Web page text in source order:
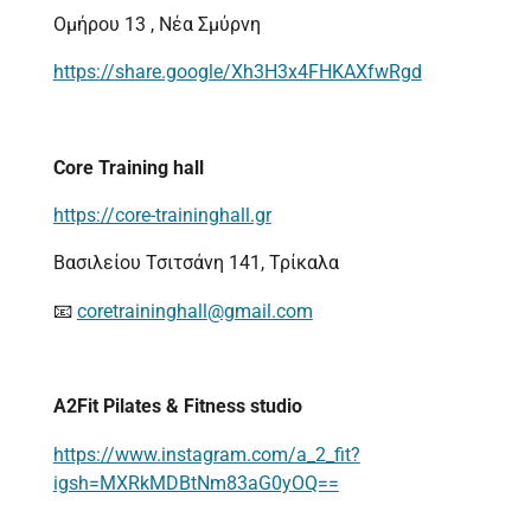
Ομήρου 13 , Νέα Σμύρνη
https://share.google/Xh3H3x4FHKAXfwRgd
Core Training hall
https://core-traininghall.gr
Βασιλείου Τσιτσάνη 141, Τρίκαλα
📧 coretraininghall@gmail.com
A2Fit Pilates & Fitness studio
https://www.instagram.com/a_2_fit?
igsh=MXRkMDBtNm83aG0yOQ==